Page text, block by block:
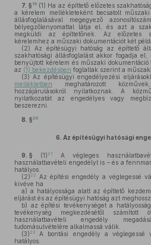
7. § 19 (1) Ha az építtető előzetes
a kérelem mellékleteként becsatolt
állásfoglalásával megegyező
bélyegzőlenyomattal látja el, és azt a
megküldi az építtetőnek. Az előzetes
kérelemhez a műszaki dokumentációt két
(2) Az építésügyi hatóság az építtető
szakhatósági állásfoglalást akkor fogadja
benyújtott kérelem és műszaki dokumentáció
az (1) bekezdésben foglaltak szerint a
(3) Az építésügyi engedélyezési
mellékletben meghatározott
hozzájárulásokról nyilatkoznak. A
nyilatkozatát az engedélyes vagy
beszerezni.
8. §20
6. Az építésügyi hatósági
9. § (1) 21
A végleges
használatbavételi engedélyt is – és a
hatályos.
(2) 22
Az építési engedély a véglegessé
kivéve ha
a) a hatályossága alatt az építtető
eljárást és az építésügyi hatóság azt
b) az építési tevékenységet a
tevékenység megkezdésétől
használatbavételi engedély
tudomásulvételére alkalmassá válik.
(3) 23
A bontási engedély a véglegessé
hatályos.